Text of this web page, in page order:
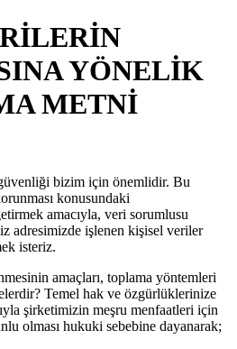
YÖNELİK
METNİ
bizim için önemlidir. Bu
konusundaki
amacıyla, veri sorumlusu
adresimizde işlenen kişisel veriler
isteriz.
amaçları, toplama yöntemleri
Temel hak ve özgürlüklerinize
şirketimizin meşru menfaatleri için
olması hukuki sebebine dayanarak;